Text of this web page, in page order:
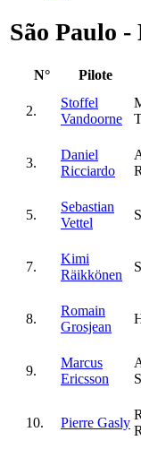
São Paulo -
N° Pilote
2.
Stoffel
Vandoorne
3.
Daniel
Ricciardo
5.
Sebastian
Vettel
7.
Kimi
Räikkönen
8.
Romain
Grosjean
9.
Marcus
Ericsson
10. Pierre Gasly